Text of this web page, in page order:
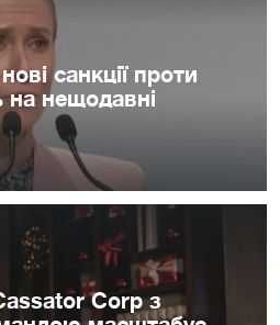
санкції проти
на нещодавні
Corp з